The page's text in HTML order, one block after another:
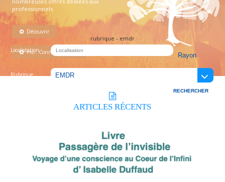
rubrique - emdr
Localistation :
Rubrique :
professionnels.
Découvrir
Pro : Connectez-vous !
ARTICLES RÉCENTS